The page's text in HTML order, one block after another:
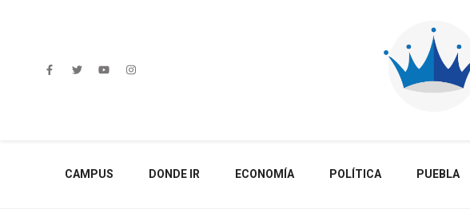
CAMPUS DONDE IR ECONOMÍA POLÍTICA PUEBLA